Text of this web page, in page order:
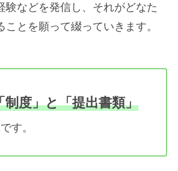
験などを発信し、それがどなた
ことを願って綴っていきます。
制度」と「提出書類」
す。